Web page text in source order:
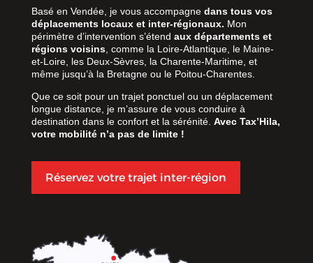
Basé en Vendée, je vous accompagnedans tous vos
déplacements locaux et inter-régionaux. Mon
périmètre d’intervention s’étend aux départements et
régions voisins, comme la Loire-Atlantique, le Maine-
et-Loire, les Deux-Sèvres, la Charente-Maritime, et
même jusqu’à la Bretagne ou le Poitou-Charentes.
Que ce soit pour un trajet ponctuel ou un déplacement
longue distance, je m’assure de vous conduire à
destination dans le confort et la sérénité. Avec Tax’Hila,
votre mobilité n’a pas de limite !
Réservez votre trajet inter-région